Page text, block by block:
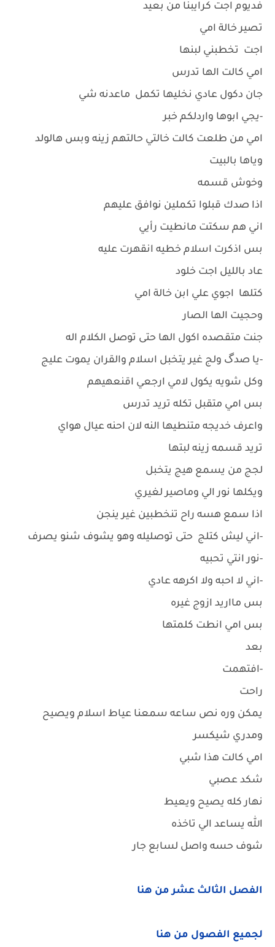
فديوم اجت كرايبنا من بعيد
تصير خالة امي
اجت تخطبني لبنها
امي كالت الها تدرس
جان دكول عادي نخليها تكمل ماعدنه شي
-يجي ابوها واردلكم خبر
امي من طلعت كالت خالتي حالتهم زينه وبس هالولد
وياها بالبيت
وخوش قسمه
اذا صدك قبلوا تكملين نوافق عليهم
اني هم سكتت مانطيت رأيي
بس اذكرت اسلام خطيه انقهرت عليه
عاد بالليل اجت خلود
كتلها اجوي علي ابن خالة امي
وحجيت الها الصار
جنت متقصده اكول الها حتى توصل الكلام اله
-يا صدگ ولج غير يتخبل اسلام والقران يموت عليج
وكل شويه يكول لامي ارجعي اقنعهيهم
بس امي متقبل تكله تريد تدرس
واعرف خديجه متنطيها النه لان احنه عيال هواي
تريد قسمه زينه لبتها
لجج من يسمع هيج يتخبل
ويكلها نور الي وماصير لغيري
اذا سمع هسه راح تنخطبين غير ينجن
-اني ليش كتلج حتى توصليله وهو يشوف شنو يصرف
-نور انتي تحبيه
-اني لا احبه ولا اكرهه عادي
بس مااريد ازوج غيره
بس امي انطت كلمتها
بعد
-افتهمت
راحت
يمكن وره نص ساعه سمعنا عياط اسلام ويصيح
ومدري شيكسر
امي كالت هذا شبي
شكد عصبي
نهار كله يصيح ويعيط
الله يساعد الي تاخذه
شوف حسه واصل لسابع جار
الفصل الثالث عشر من هنا
لجميع الفصول من هنا